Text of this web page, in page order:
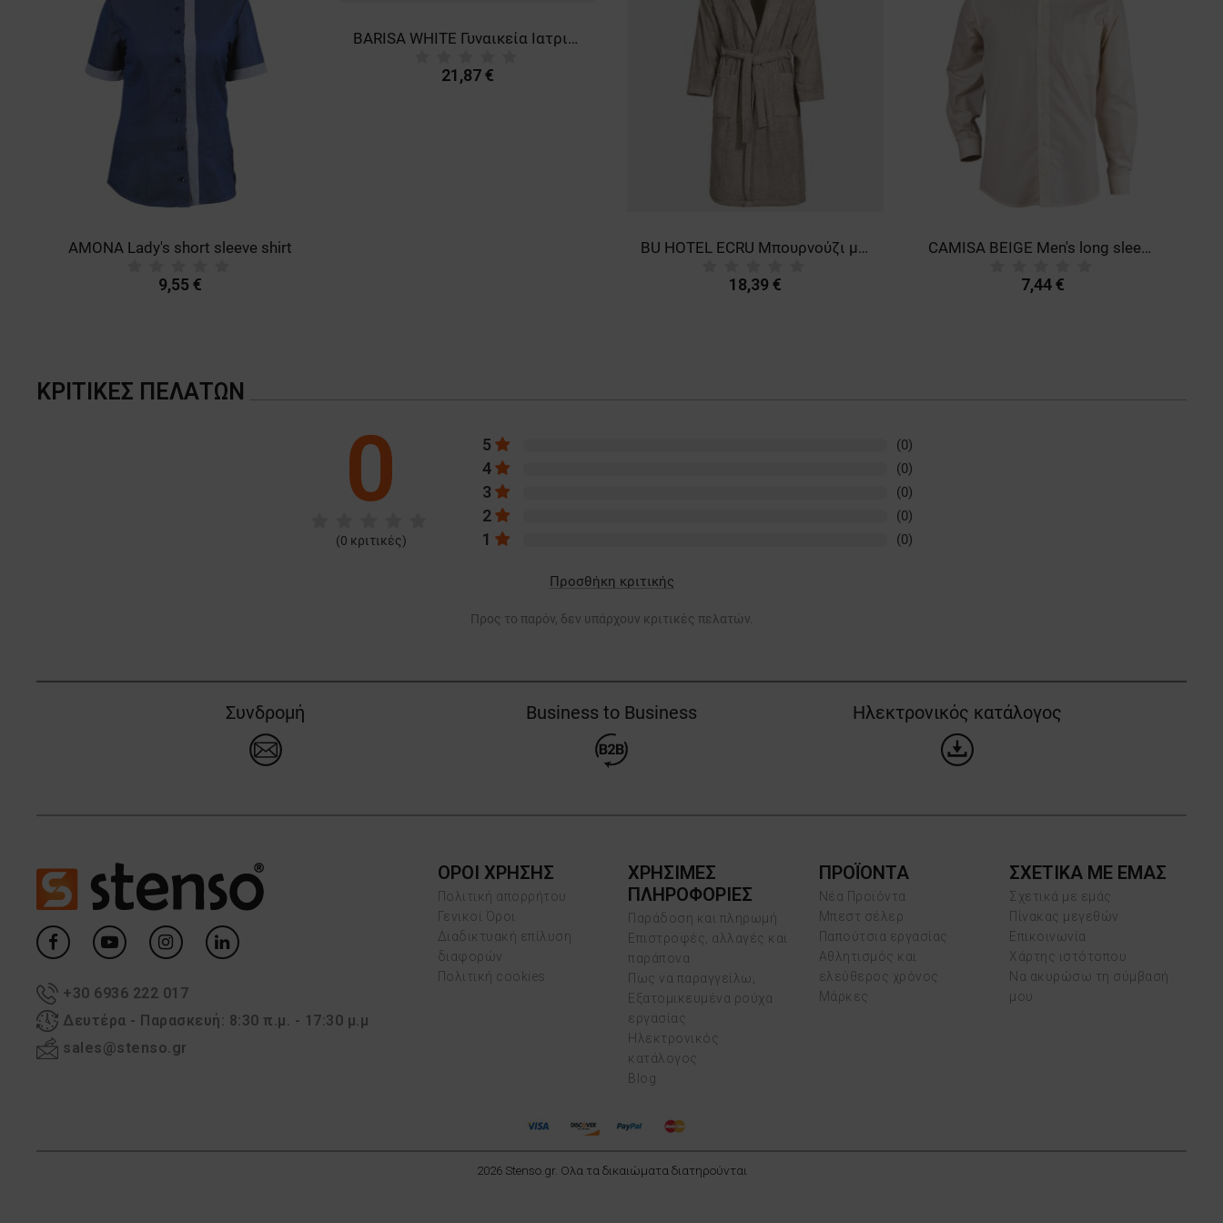
AMONA Lady's short sleeve shirt
9,55 €
BARISA WHITE Γυναικεία Ιατρική Μπλούζα άσπρο
21,87 €
BU HOTEL ECRU Μπουρνούζι μπάνιου
18,39 €
CAMISA BEIGE Men's long sleeve shirt
7,44 €
ΚΡΙΤΙΚΈΣ ΠΕΛΑΤΏΝ
0
(0 κριτικές)
5 (0)
4 (0)
3 (0)
2 (0)
1 (0)
Προσθήκη κριτικής
Προς το παρόν, δεν υπάρχουν κριτικές πελατών.
Συνδρομή Business to Business Ηλεκτρονικός κατάλογος
+30 6936 222 017
Δευτέρα - Παρασκευή: 8:30 π.μ. - 17:30 μ.μ
sales@stenso.gr
ΟΡΟΙ ΧΡΗΣΗΣ
Πολιτική απορρήτου
Γενικοί Όροι
Διαδικτυακή επίλυση
διαφορών
Πολιτική cookies
ΧΡΗΣΙΜΕΣ
ΠΛΗΡΟΦΟΡΙΕΣ
Παράδοση και πληρωμή
Επιστροφές, αλλαγές και
παράπονα
Πως να παραγγείλω;
Εξατομικευμένα ρούχα
εργασίας
Ηλεκτρονικός
κατάλογος
Blog
ΠΡΟΪΌΝΤΑ
Νέα Προϊόντα
Μπεστ σέλερ
Παπούτσια εργασίας
Αθλητισμός και
ελεύθερος χρόνος
Μάρκες
ΣΧΕΤΙΚΑ ΜΕ ΕΜΑΣ
Σχετικά με εμάς
Πίνακας μεγεθών
Επικοινωνία
Χάρτης ιστότοπου
Να ακυρώσω τη σύμβασή
μου
2026 Stenso.gr. Ολα τα δικαιώματα διατηρούνται